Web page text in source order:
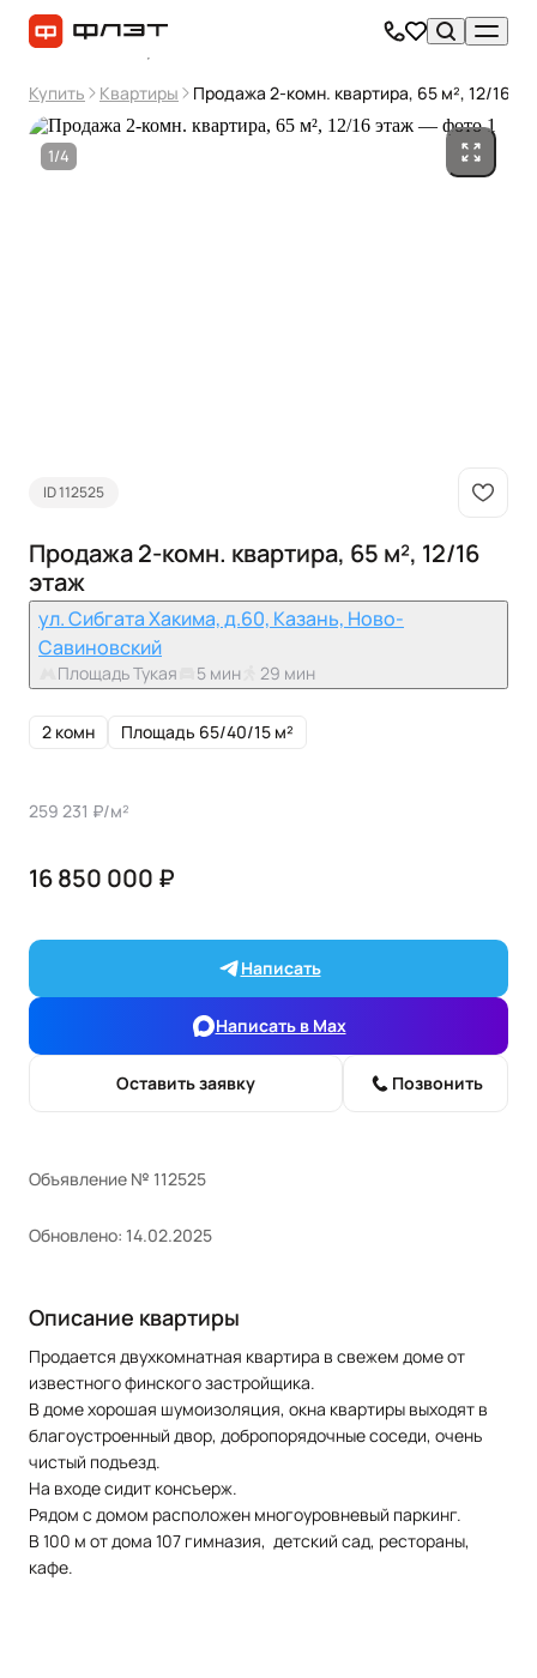
Купить Квартиры Продажа 2-комн. квартира, 65 м², 12/16
1/4
ID 112525
Продажа 2-комн. квартира, 65 м², 12/16
этаж
ул. Сибгата Хакима, д.60, Казань, Ново-
Савиновский
Площадь Тукая 5 мин 29 мин
2 комн Площадь 65/40/15 м²
259 231 ₽/м²
16 850 000 ₽
Написать
Написать в Max
Оставить заявку Позвонить
Объявление № 112525
Обновлено: 14.02.2025
Описание квартиры
Продается двухкомнатная квартира в свежем доме от
известного финского застройщика.
В доме хорошая шумоизоляция, окна квартиры выходят в
благоустроенный двор, добропорядочные соседи, очень
чистый подъезд.
На входе сидит консъерж.
Рядом с домом расположен многоуровневый паркинг.
В 100 м от дома 107 гимназия, детский сад, рестораны,
кафе.